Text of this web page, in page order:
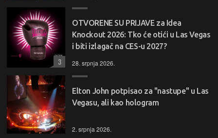
OTVORENE SU PRIJAVE za Idea
Knockout 2026: Tko će otići u Las Vegas
i biti izlagač na CES-u 2027?
28. srpnja 2026.
3
Elton John potpisao za "nastupe" u Las
Vegasu, ali kao hologram
2. srpnja 2026.